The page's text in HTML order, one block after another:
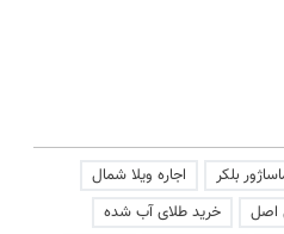
بلکر
اجاره ویلا شمال
اصل
خرید طلای آب شده